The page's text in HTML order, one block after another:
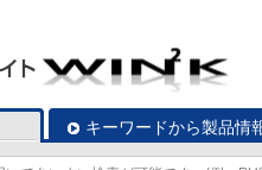
キーワードから製品情